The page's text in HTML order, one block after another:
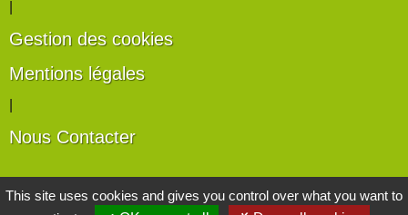
Gestion des cookies
Mentions légales
Nous Contacter
Les artisans du végétal
This site uses cookies and gives you control over what you want to